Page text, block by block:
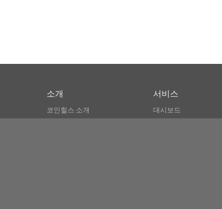
소개
코인힐스 소개
CSPA 인덱스
서비스
대시보드
비트코인 모니터